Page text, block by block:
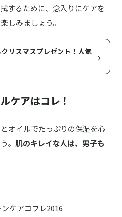
するために、念入りにケアを
しみましょう。
リスマスプレゼント！人気
›
ケアはコレ！
オイルでたっぷりの保湿を心
。 肌のキレイな人は、男子も
ケアコフレ2016